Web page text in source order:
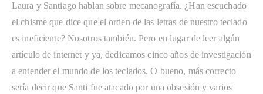
Laura y Santiago hablan sobre mecanografía. ¿Han escuchado
el chisme que dice que el orden de las letras de nuestro teclado
es ineficiente? Nosotros también. Pero en lugar de leer algún
artículo de internet y ya, dedicamos cinco años de investigación
a entender el mundo de los teclados. O bueno, más correcto
sería decir que Santi fue atacado por una obsesión y varios